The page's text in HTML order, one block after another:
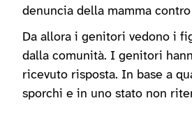
denuncia della mamma
Da allora i genitori vedono i
dalla comunità. I genitori
ricevuto risposta. In base a
sporchi e in uno stato non